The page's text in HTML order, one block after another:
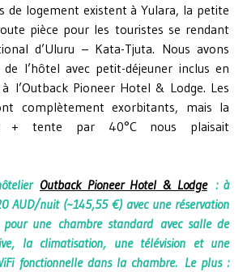
de logement existent à Yulara, la petite
pièce pour les touristes se rendant
d’Uluru – Kata-Tjuta. Nous avons
l’hôtel avec petit-déjeuner inclus en
l’Outback Pioneer Hotel & Lodge. Les
complètement exorbitants, mais la
+ tente par 40°C nous plaisait
Outback Pioneer Hotel & Lodge: à
AUD/nuit (~145,55 €) avec une réservation
une chambre standard avec salle de
la climatisation, une télévision et une
fonctionnelle dans la chambre. Le plus :